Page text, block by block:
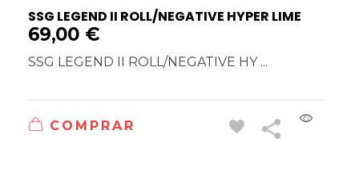
SSG LEGEND II ROLL/NEGATIVE HYPER LIME
69,00 €
SSG LEGEND II ROLL/NEGATIVE HY ...
COMPRAR